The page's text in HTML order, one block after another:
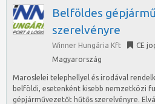
Belföldes
szerelvényre
Winner Hungária Kft CE
Magyarország
Maroslelei telephellyel és irodával
belföldi, esetenként kisebb nemzetközi
gépjárművezetőt hűtős szerelvényre.